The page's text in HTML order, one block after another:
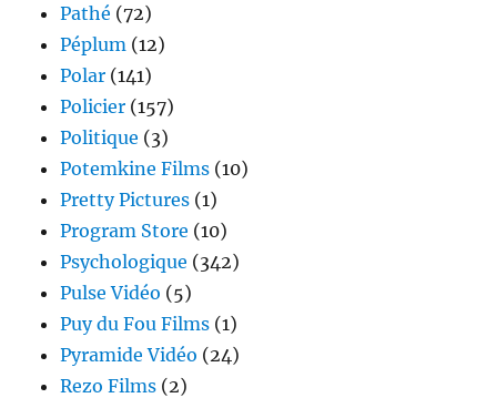
Pathé (72)
Péplum (12)
Polar (141)
Policier (157)
Politique (3)
Potemkine Films (10)
Pretty Pictures (1)
Program Store (10)
Psychologique (342)
Pulse Vidéo (5)
Puy du Fou Films (1)
Pyramide Vidéo (24)
Rezo Films (2)